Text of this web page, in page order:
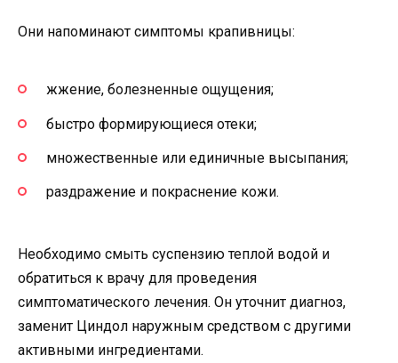
Они напоминают симптомы крапивницы:
жжение, болезненные ощущения;
быстро формирующиеся отеки;
множественные или единичные высыпания;
раздражение и покраснение кожи.
Необходимо смыть суспензию теплой водой и
обратиться к врачу для проведения
симптоматического лечения. Он уточнит диагноз,
заменит Циндол наружным средством с другими
активными ингредиентами.